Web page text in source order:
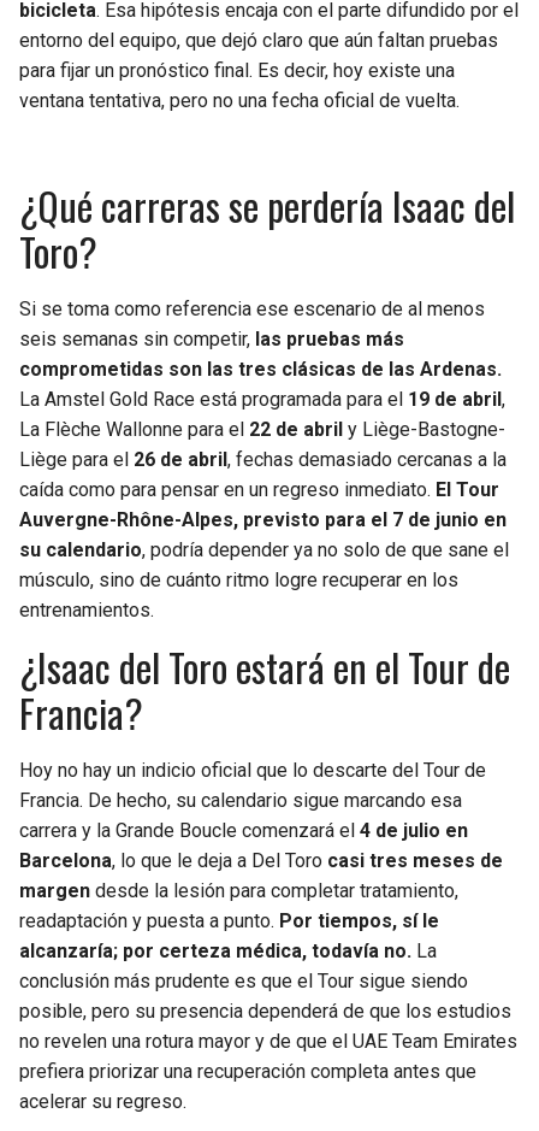
bicicleta. Esa hipótesis encaja con el parte difundido por el
entorno del equipo, que dejó claro que aún faltan pruebas
para fijar un pronóstico final. Es decir, hoy existe una
ventana tentativa, pero no una fecha oficial de vuelta.
¿Qué carreras se perdería Isaac del
Toro?
Si se toma como referencia ese escenario de al menos
seis semanas sin competir, las pruebas más
comprometidas son las tres clásicas de las Ardenas.
La Amstel Gold Race está programada para el 19 de abril ,
La Flèche Wallonne para el 22 de abril y Liège-Bastogne-
Liège para el 26 de abril , fechas demasiado cercanas a la
caída como para pensar en un regreso inmediato. El Tour
Auvergne-Rhône-Alpes, previsto para el 7 de junio en
su calendario, podría depender ya no solo de que sane el
músculo, sino de cuánto ritmo logre recuperar en los
entrenamientos.
¿Isaac del Toro estará en el Tour de
Francia?
Hoy no hay un indicio oficial que lo descarte del Tour de
Francia. De hecho, su calendario sigue marcando esa
carrera y la Grande Boucle comenzará el 4 de julio en
Barcelona, lo que le deja a Del Toro casi tres meses de
margen desde la lesión para completar tratamiento,
readaptación y puesta a punto. Por tiempos, sí le
alcanzaría; por certeza médica, todavía no. La
conclusión más prudente es que el Tour sigue siendo
posible, pero su presencia dependerá de que los estudios
no revelen una rotura mayor y de que el UAE Team Emirates
prefiera priorizar una recuperación completa antes que
acelerar su regreso.